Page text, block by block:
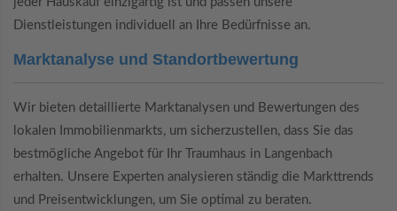
Dienstleistungen individuell an Ihre Bedürfnisse an.
Marktanalyse und Standortbewertung
Wir bieten detaillierte Marktanalysen und Bewertungen des
lokalen Immobilienmarkts, um sicherzustellen, dass Sie das
bestmögliche Angebot für Ihr Traumhaus in Langenbach
erhalten. Unsere Experten analysieren ständig die Markttrends
und Preisentwicklungen, um Sie optimal zu beraten.